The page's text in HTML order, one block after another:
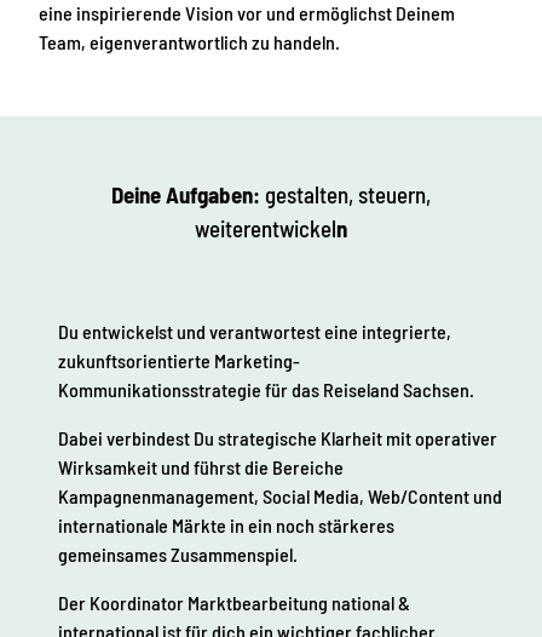
eine inspirierende Vision vor und ermöglichst Deinem
Team, eigenverantwortlich zu handeln.
Deine Aufgaben: gestalten, steuern,
weiterentwickeln
Du entwickelst und verantwortest eine integrierte,
zukunftsorientierte Marketing-
Kommunikationsstrategie für das Reiseland Sachsen.
Dabei verbindest Du strategische Klarheit mit operativer
Wirksamkeit und führst die Bereiche
Kampagnenmanagement, Social Media, Web/Content und
internationale Märkte in ein noch stärkeres
gemeinsames Zusammenspiel.
Der Koordinator Marktbearbeitung national &
international ist für dich ein wichtiger fachlicher